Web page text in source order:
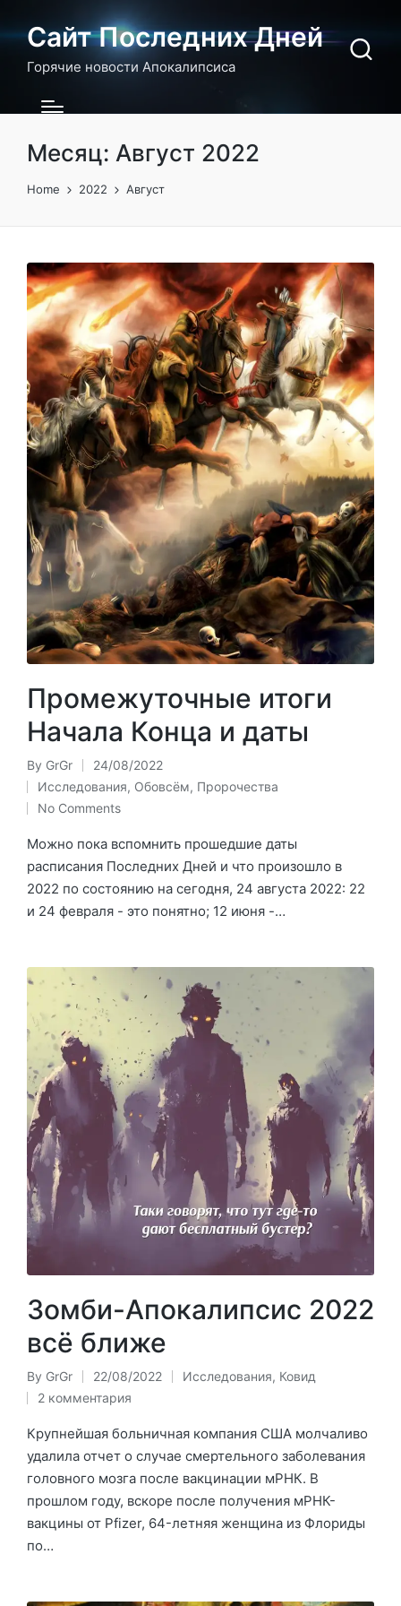
Сайт Последних Дней
Горячие новости Апокалипсиса
Месяц: Август 2022
Home 2022 Август
Промежуточные итоги
Начала Конца и даты
Posted
by
By GrGr 24/08/2022
Posted
in
Исследования, Обовсём, Пророчества
No Comments
Можно пока вспомнить прошедшие даты
расписания Последних Дней и что произошло в
2022 по состоянию на сегодня, 24 августа 2022: 22
и 24 февраля - это понятно; 12 июня -…
Зомби-Апокалипсис 2022
всё ближе
Posted
by
By GrGr 22/08/2022
Posted
Исследования, Ковид
2 комментария
Крупнейшая больничная компания США молчаливо
удалила отчет о случае смертельного заболевания
головного мозга после вакцинации мРНК. В
прошлом году, вскоре после получения мРНК-
вакцины от Pfizer, 64-летняя женщина из Флориды
по…